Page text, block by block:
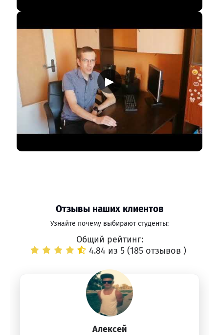
▶
Отзывы наших клиентов
Узнайте почему выбирают студенты:
Общий рейтинг:
4.84 из 5 (185 отзывов )
Алексей